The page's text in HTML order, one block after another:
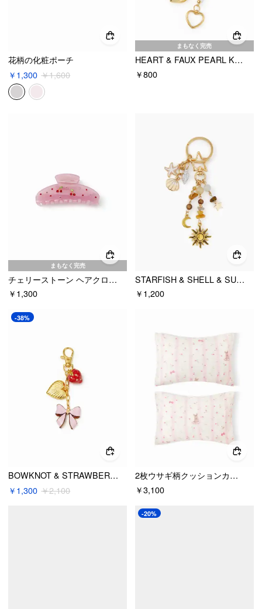
花柄の化粧ポーチ
￥1,300 ￥1,600
まもなく完売
HEART & FAUX PEARL KEYCHAIN
￥800
まもなく完売
チェリーストーン ヘアクロー（ラインストーン）
￥1,300
STARFISH & SHELL & SUN & MOON & STONE キーホルダー
￥1,200
-38%
BOWKNOT & STRAWBERRY & HEART 18Kゴールドメッキステンレススチールキーチェーン
￥1,300 ￥2,100
2枚ウサギ柄クッションカバー
￥3,100
-20%